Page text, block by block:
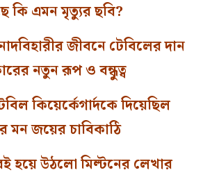
কি এমন মৃত্যুর ছবি?
জীবনে টেবিলের দান
নতুন রূপ ও বন্ধুত্ব
কিয়ের্কেগার্দকে দিয়েছিল
মন জয়ের চাবিকাঠি
হয়ে উঠলো মিল্টনের লেখার